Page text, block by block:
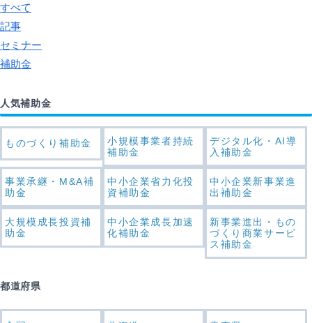
すべて
記事
セミナー
補助金
人気補助金
ものづくり補助金
小規模事業者持続
補助金
デジタル化・AI導
入補助金
事業承継・M&A補
助金
中小企業省力化投
資補助金
中小企業新事業進
出補助金
大規模成長投資補
助金
中小企業成長加速
化補助金
新事業進出・もの
づくり商業サービ
ス補助金
都道府県